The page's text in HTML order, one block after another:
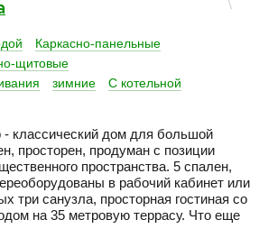
Каркасно-панельные
щитовые
зимние
С котельной
- классический дом для большой
просторен, продуман с позиции
пространства. 5 спален,
в рабочий кабинет или
три санузла, просторная гостиная со
на 35 метровую террасу. Что еще